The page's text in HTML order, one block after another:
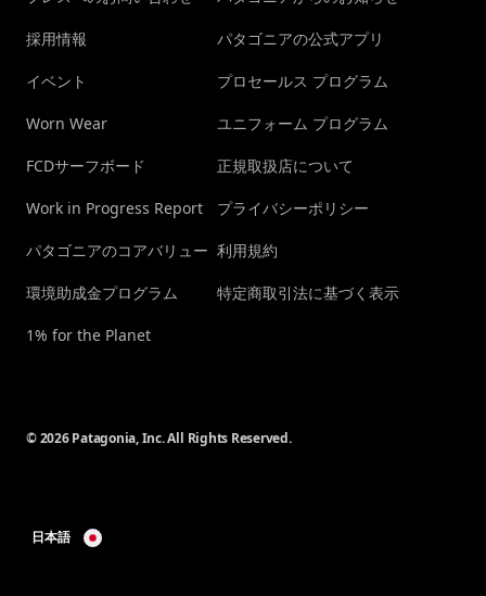
採用情報
イベント
Worn Wear
FCDサーフボード
Work in Progress Report
パタゴニアのコアバリュー
環境助成金プログラム
1% for the Planet
パタゴニアの公式アプリ
プロセールス プログラム
ユニフォーム プログラム
正規取扱店について
プライバシーポリシー
利用規約
特定商取引法に基づく表示
© 2026 Patagonia, Inc. All Rights Reserved.
日本語